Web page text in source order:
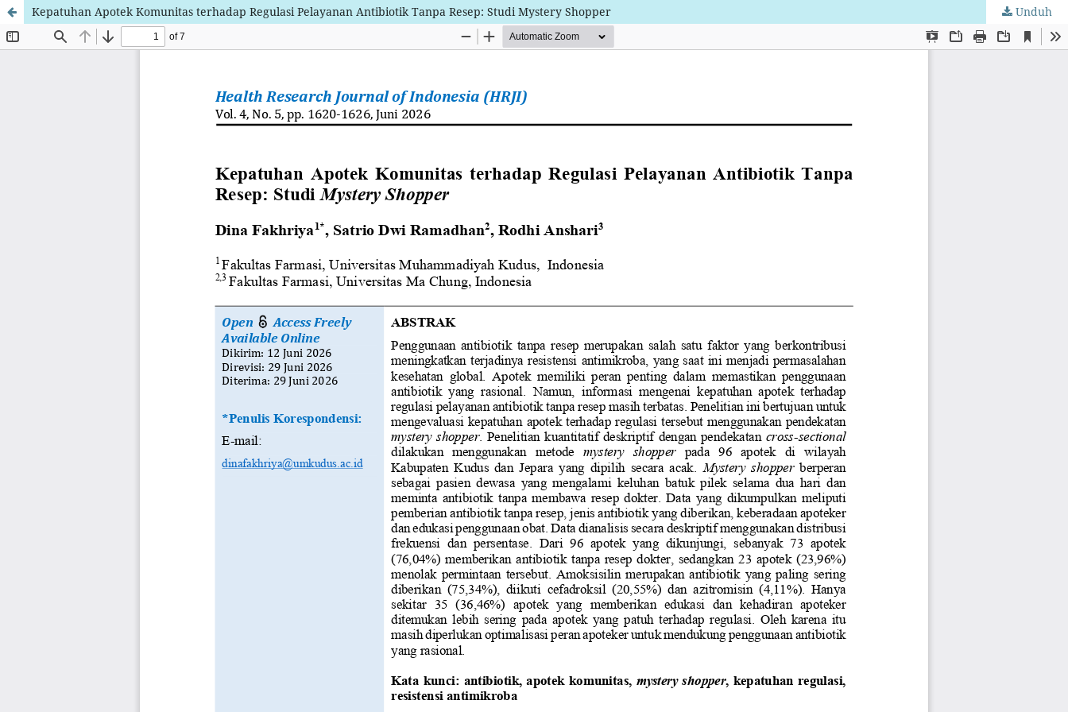
Kepatuhan Apotek Komunitas terhadap Regulasi Pelayanan Antibiotik Tanpa Resep: Studi Mystery Shopper Unduh